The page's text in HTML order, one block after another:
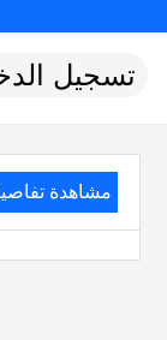
تسجيل
مشاهدة